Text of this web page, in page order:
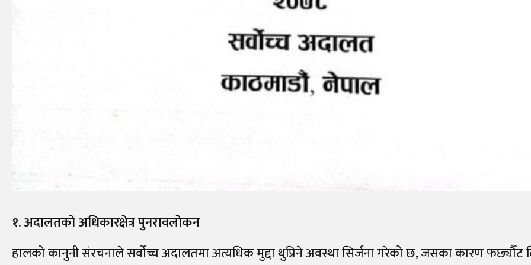
१. अदालतको अधिकारक्षेत्र पुनरावलोकन
हालको कानुनी संरचनाले सर्वोच्च अदालतमा अत्यधिक मुद्दा थुप्रिने अवस्था सिर्जना गरेको छ, जसका कारण फर्छ्यौट